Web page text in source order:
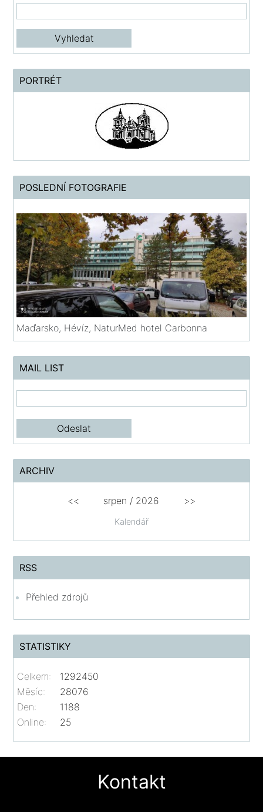
PORTRÉT
POSLEDNÍ FOTOGRAFIE
Maďarsko, Hévíz, NaturMed hotel Carbonna
MAIL LIST
ARCHIV
Kalendář
<< srpen / 2026 >>
RSS
Přehled zdrojů
STATISTIKY
Online: 25
Celkem:
1292450
Měsíc:
28076
Den:
1188
Kontakt